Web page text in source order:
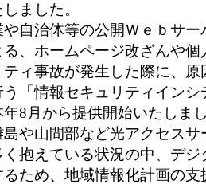
ました。
自治体等の公開Ｗｅｂサー
る、ホームページ改ざんや個
ィ事故が発生した際に、原
「情報セキュリティインシ
8月から提供開始いたしま
や山間部など光アクセスサ
抱えている状況の中、デジ
ため、地域情報化計画の支